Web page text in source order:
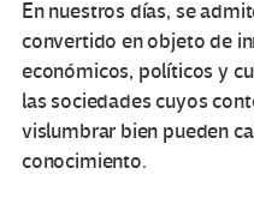
En nuestros días, se
convertido en objeto de
económicos, políticos y
las sociedades cuyos
vislumbrar bien pueden
conocimiento.